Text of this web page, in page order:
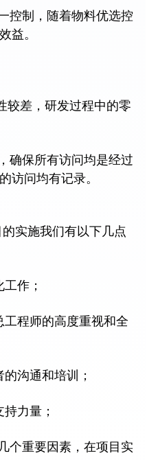
制，随着物料优选控
益。
差，研发过程中的零
保所有访问均是经过
访问均有记录。
实施我们有以下几点
作；
程师的高度重视和全
沟通和培训；
力量；
重要因素，在项目实